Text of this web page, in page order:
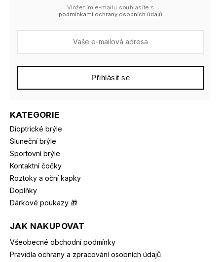
KATEGORIE
Dioptrické brýle
Sluneční brýle
Sportovní brýle
Kontaktní čočky
Roztoky a oční kapky
Doplňky
Dárkové poukazy 🎁
JAK NAKUPOVAT
Všeobecné obchodní podmínky
Pravidla ochrany a zpracování osobních údajů
Vložením e-mailu souhlasíte s
podmínkami ochrany osobních údajů
Přihlásit se